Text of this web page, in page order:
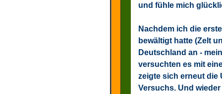
und fühle mich
Nachdem ich die
bewältigt hatte (Zelt
Deutschland an -
versuchten es mit
zeigte sich erneut
Versuchs. Und